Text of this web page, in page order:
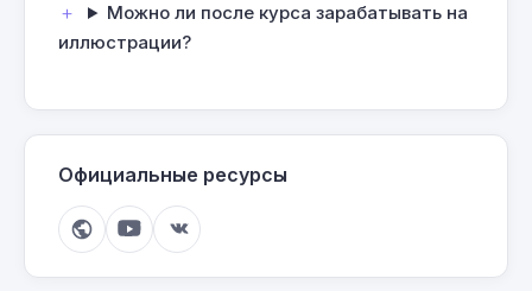
Можно ли после курса зарабатывать на
иллюстрации?
Официальные ресурсы